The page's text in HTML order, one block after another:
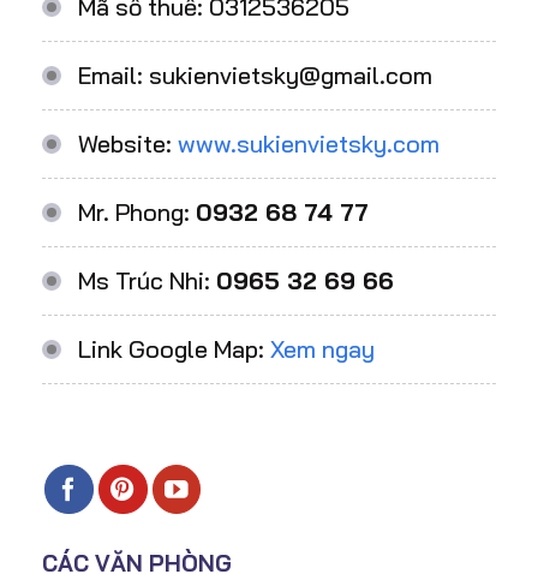
Mã số thuế: 0312536205
Email: sukienvietsky@gmail.com
Website: www.sukienvietsky.com
Mr. Phong: 0932 68 74 77
Ms Trúc Nhi: 0965 32 69 66
Link Google Map: Xem ngay
CÁC VĂN PHÒNG